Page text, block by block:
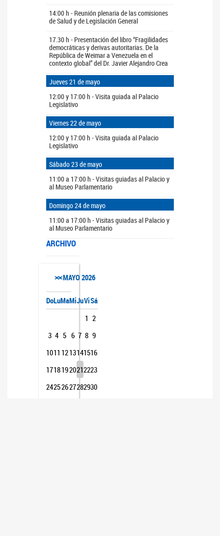
14:00 h - Reunión plenaria de las comisiones
de Salud y de Legislación General
17.30 h - Presentación del libro “Fragilidades
democráticas y derivas autoritarias. De la
República de Weimar a Venezuela en el
contexto global” del Dr. Javier Alejandro Crea
Jueves 21 de mayo
12:00 y 17:00 h - Visita guiada al Palacio
Legislativo
Viernes 22 de mayo
12:00 y 17:00 h - Visita guiada al Palacio
Legislativo
Sábado 23 de mayo
11:00 a 17:00 h - Visitas guiadas al Palacio y
al Museo Parlamentario
Domingo 24 de mayo
11:00 a 17:00 h - Visitas guiadas al Palacio y
al Museo Parlamentario
ARCHIVO
<<
>>MAYO 2026
DoLuMaMiJuViSá
1 2
3 4 5 6 7 8 9
1011 1213141516
17181920212223
24252627282930